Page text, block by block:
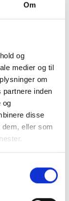
Om
og
medier og til
om
inden
og
disse
eller som
liv og
Eller
tryghed og
hvor det er
og
begrænse
– og komme